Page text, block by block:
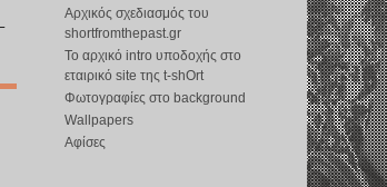
Αρχικός σχεδιασμός του
shortfromthepast.gr
Το αρχικό intro υποδοχής στο
εταιρικό site της t-shOrt
Φωτογραφίες στο background
Wallpapers
Αφίσες